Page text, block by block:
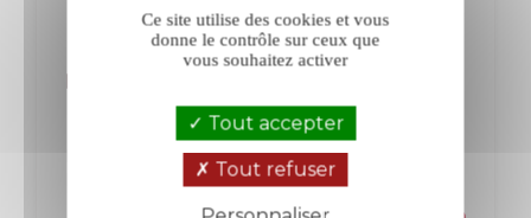
Fontvert Terraire rosé 2025
Luberon-Ventoux
Ce site utilise des cookies et vous
donne le contrôle sur ceux que
vous souhaitez activer
Tout accepter
Tout refuser